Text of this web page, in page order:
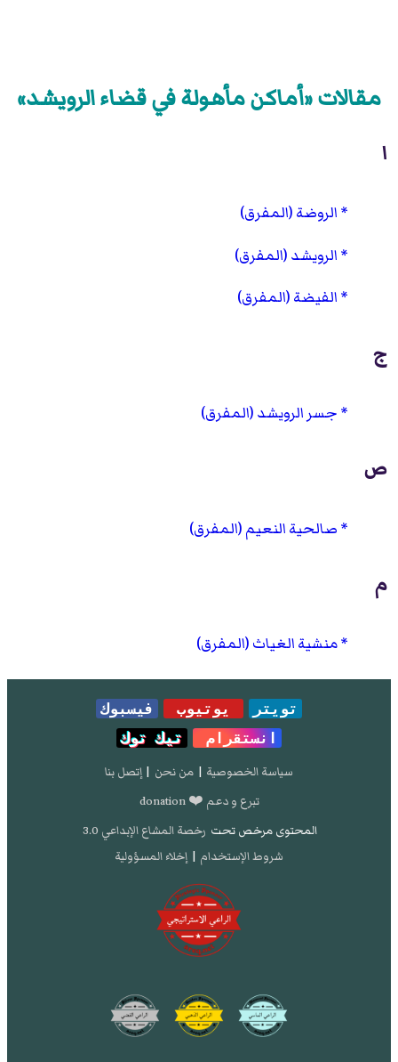
مقالات «أماكن مأهولة في قضاء الرويشد»
ا
الروضة (المفرق)
الرويشد (المفرق)
الفيضة (المفرق)
ج
جسر الرويشد (المفرق)
ص
صالحية النعيم (المفرق)
م
منشية الغياث (المفرق)
تويتر يوتيوب
فيسبوك
انستقرام
تيك توك
سياسة الخصوصية | من نحن | إتصل بنا
تبرع و دعم ❤️ donation
المحتوى مرخص تحت رخصة المشاع الإبداعي 3.0
شروط الإستخدام | إخلاء المسؤولية